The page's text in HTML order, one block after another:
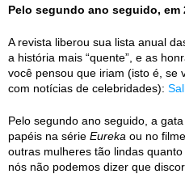
Pelo segundo ano seguido, em
A revista liberou sua lista anual
a história mais “quente”, e as
você pensou que iriam (isto é, se
com notícias de celebridades):
Pelo segundo ano seguido, a
papéis na série Eureka ou no filme
outras mulheres tão lindas
nós não podemos dizer que